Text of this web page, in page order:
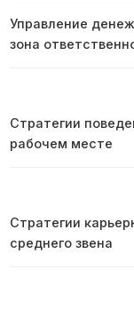
Управление
зона
Стратегии
рабочем месте
Стратегии
среднего звена